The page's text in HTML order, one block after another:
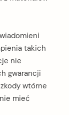
takich
nie
gwarancji
wtórne
mieć